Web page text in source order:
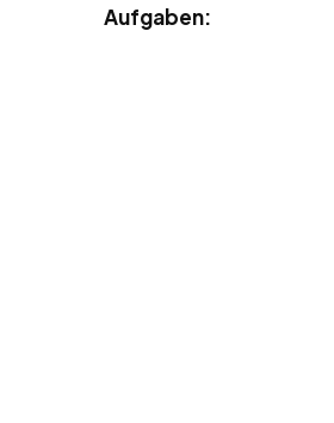
Aufgaben: